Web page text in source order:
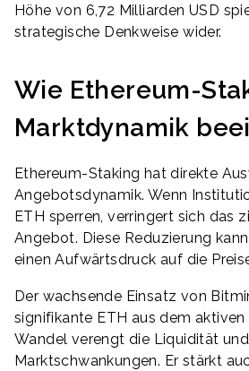
Höhe von 6,72 Milliarden USD
strategische Denkweise wider.
Wie Ethereum-
Marktdynamik
Ethereum-Staking hat direkte
Angebotsdynamik. Wenn
ETH sperren, verringert sich das
Angebot. Diese Reduzierung
einen Aufwärtsdruck auf die
Der wachsende Einsatz von
signifikante ETH aus dem aktiven
Wandel verengt die Liquidität
Marktschwankungen. Er stärkt